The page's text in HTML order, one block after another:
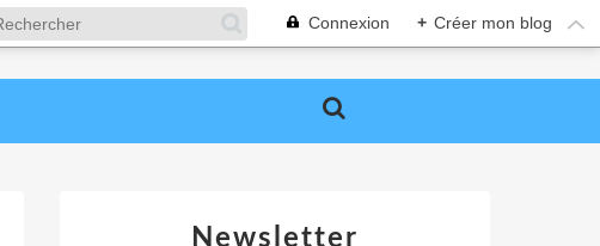
Connexion + Créer mon blog
Newsletter